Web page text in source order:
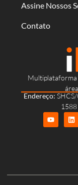
Multiplataforma
Endereço:
Assine Nossos
Contato